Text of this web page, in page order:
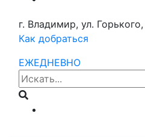
г. Владимир, ул.
Как добраться
ЕЖЕДНЕВНО